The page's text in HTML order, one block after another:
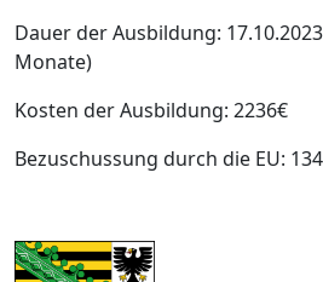
Dauer der Ausbildung:
Monate)
Kosten der Ausbildung: 2236€
Bezuschussung durch die EU: